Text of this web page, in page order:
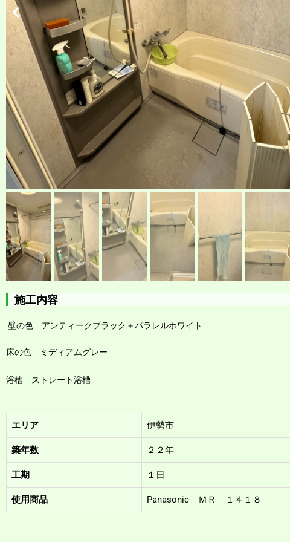
施工内容
壁の色 アンティークブラック＋パラレルホワイト
床の色 ミディアムグレー
浴槽 ストレート浴槽
エリア 伊勢市
築年数 ２２年
工期 １日
使用商品 Panasonic ＭＲ １４１８